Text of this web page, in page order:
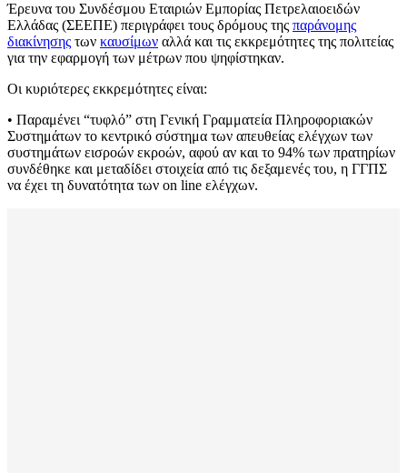
Έρευνα του Συνδέσμου Εταιριών Εμπορίας Πετρελαιοειδών
Ελλάδας (ΣΕΕΠΕ) περιγράφει τους δρόμους της παράνομης
διακίνησης των καυσίμων αλλά και τις εκκρεμότητες της πολιτείας
για την εφαρμογή των μέτρων που ψηφίστηκαν.
Οι κυριότερες εκκρεμότητες είναι:
• Παραμένει “τυφλό” στη Γενική Γραμματεία Πληροφοριακών
Συστημάτων το κεντρικό σύστημα των απευθείας ελέγχων των
συστημάτων εισροών εκροών, αφού αν και το 94% των πρατηρίων
συνδέθηκε και μεταδίδει στοιχεία από τις δεξαμενές του, η ΓΓΠΣ
να έχει τη δυνατότητα των on line ελέγχων.